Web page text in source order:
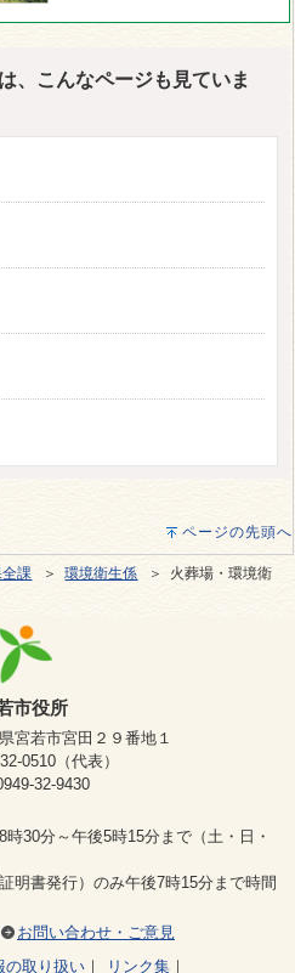
、こんなページも見ていま
ページの先頭へ
課 ＞環境衛生係 ＞ 火葬場・環境衛
市役所
宮若市宮田２９番地１
0510（代表）
32-9430
時30分～午後5時15分まで（土・日・
明書発行）のみ午後7時15分まで時間
お問い合わせ・ご意見
の取り扱い ｜ リンク集 ｜